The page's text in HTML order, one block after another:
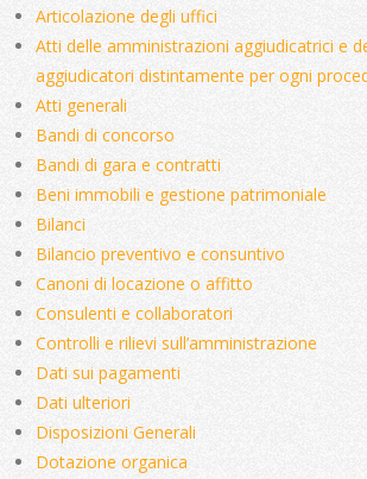
Articolazione degli uffici
Atti delle amministrazioni aggiudicatrici e
aggiudicatori distintamente per ogni
Atti generali
Bandi di concorso
Bandi di gara e contratti
Beni immobili e gestione patrimoniale
Bilanci
Bilancio preventivo e consuntivo
Canoni di locazione o affitto
Consulenti e collaboratori
Controlli e rilievi sull’amministrazione
Dati sui pagamenti
Dati ulteriori
Disposizioni Generali
Dotazione organica